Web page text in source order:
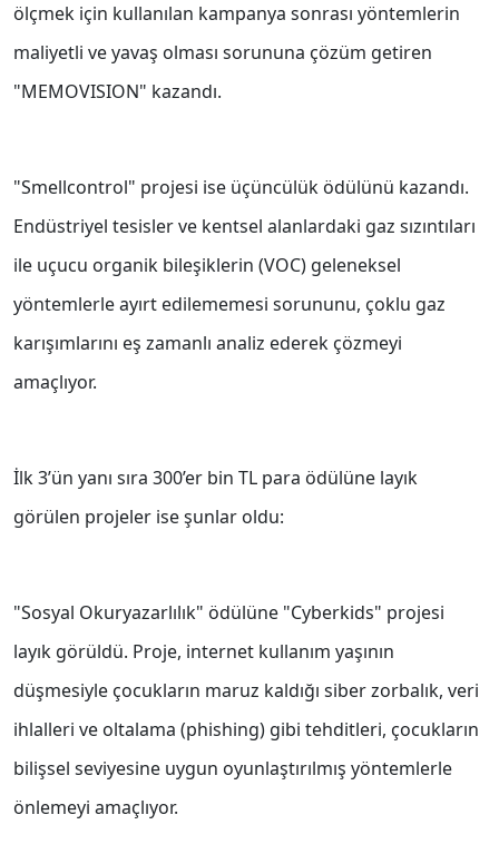
ölçmek için kullanılan kampanya sonrası yöntemlerin
maliyetli ve yavaş olması sorununa çözüm getiren
"MEMOVISION" kazandı.
"Smellcontrol" projesi ise üçüncülük ödülünü kazandı.
Endüstriyel tesisler ve kentsel alanlardaki gaz sızıntıları
ile uçucu organik bileşiklerin (VOC) geleneksel
yöntemlerle ayırt edilememesi sorununu, çoklu gaz
karışımlarını eş zamanlı analiz ederek çözmeyi
amaçlıyor.
İlk 3’ün yanı sıra 300’er bin TL para ödülüne layık
görülen projeler ise şunlar oldu:
"Sosyal Okuryazarlılık" ödülüne "Cyberkids" projesi
layık görüldü. Proje, internet kullanım yaşının
düşmesiyle çocukların maruz kaldığı siber zorbalık, veri
ihlalleri ve oltalama (phishing) gibi tehditleri, çocukların
bilişsel seviyesine uygun oyunlaştırılmış yöntemlerle
önlemeyi amaçlıyor.